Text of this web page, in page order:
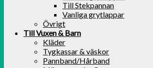
Till Stekpannan
Vanliga grytlappar
Övrigt
Till Vuxen & Barn
Kläder
Tygkassar & väskor
Pannband/Hårband